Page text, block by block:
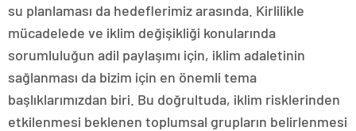
su planlaması da hedeflerimiz arasında. Kirlilikle
mücadelede ve iklim değişikliği konularında
sorumluluğun adil paylaşımı için, iklim adaletinin
sağlanması da bizim için en önemli tema
başlıklarımızdan biri. Bu doğrultuda, iklim risklerinden
etkilenmesi beklenen toplumsal grupların belirlenmesi